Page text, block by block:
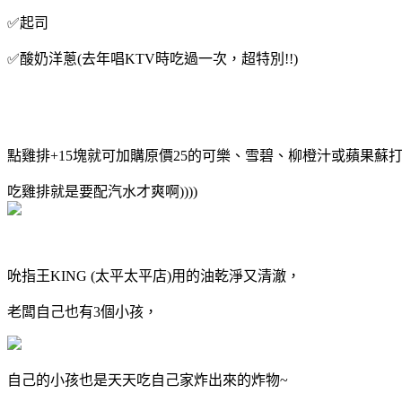
✅️起司
✅️酸奶洋蔥(去年唱KTV時吃過一次，超特別!!)
點雞排+15塊就可加購原價25的可樂、雪碧、柳橙汁或蘋果蘇
吃雞排就是要配汽水才爽啊))))
吮指王KING (太平太平店)用的油乾淨又清澈，
老闆自己也有3個小孩，
自己的小孩也是天天吃自己家炸出來的炸物~